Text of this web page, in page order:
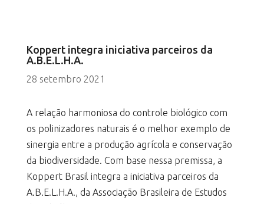
Koppert integra iniciativa parceiros da
A.B.E.L.H.A.
28 setembro 2021
A relação harmoniosa do controle biológico com
os polinizadores naturais é o melhor exemplo de
sinergia entre a produção agrícola e conservação
da biodiversidade. Com base nessa premissa, a
Koppert Brasil integra a iniciativa parceiros da
A.B.E.L.H.A., da Associação Brasileira de Estudos